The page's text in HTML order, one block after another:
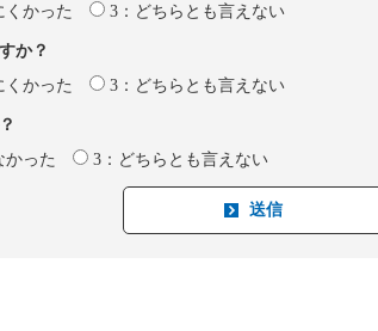
くかった 3：どちらとも言えない
か？
くかった 3：どちらとも言えない
かった 3：どちらとも言えない